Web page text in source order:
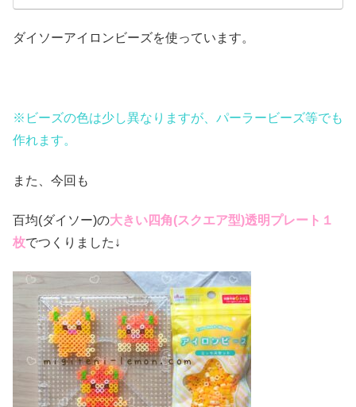
ダイソーアイロンビーズを使っています。
※ビーズの色は少し異なりますが、パーラービーズ等でも
作れます。
また、今回も
百均(ダイソー)の大きい四角(スクエア型)透明プレート１
枚でつくりました↓